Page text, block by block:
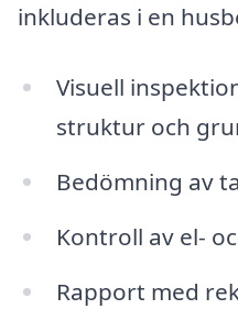
inkluderas i en
Visuell
struktur och
Bedömning av
Kontroll av el-
Rapport med